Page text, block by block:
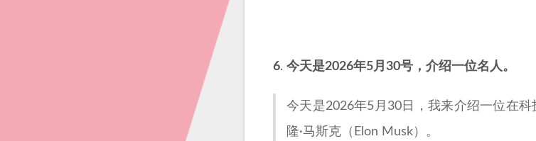
6. 今天是2026年5月30号，介绍一位名人。
今天是2026年5月30日，我来介绍一位在
隆·马斯克（Elon Musk）。